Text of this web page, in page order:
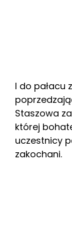
I do pałacu
Staszowa
której
uczestnicy
zakochani.